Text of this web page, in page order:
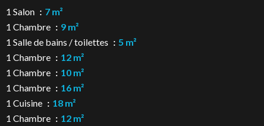
1 Salon
7 m²
1 Chambre
9 m²
1 Salle de bains / toilettes
5 m²
1 Chambre
12 m²
1 Chambre
10 m²
1 Chambre
16 m²
1 Cuisine
18 m²
1 Chambre
12 m²